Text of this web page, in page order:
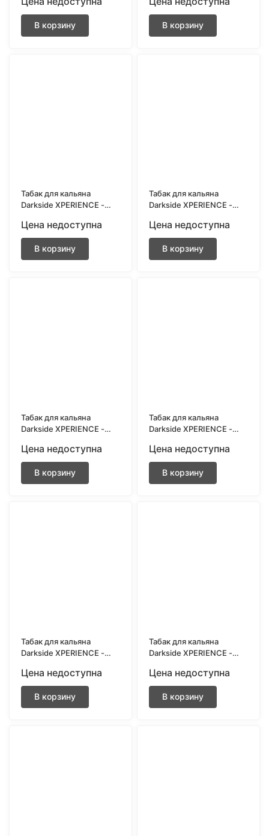
ваниль) 25 грамм
В корзину
леденцы) 30 грамм
В корзину
Табак для кальяна
Darkside XPERIENCE -
грамм
Цена недоступна
В корзину
Табак для кальяна
Darkside XPERIENCE -
мартини) 25 грамм
Цена недоступна
В корзину
Табак для кальяна
Darkside XPERIENCE -
папая, гуава) 25 грамм
Цена недоступна
В корзину
Табак для кальяна
Darkside XPERIENCE -
малина, грейпфрут) 25
грамм
Цена недоступна
В корзину
Табак для кальяна
Darkside XPERIENCE -
30 грамм
Цена недоступна
В корзину
Табак для кальяна
Darkside XPERIENCE -
30 грамм
Цена недоступна
В корзину